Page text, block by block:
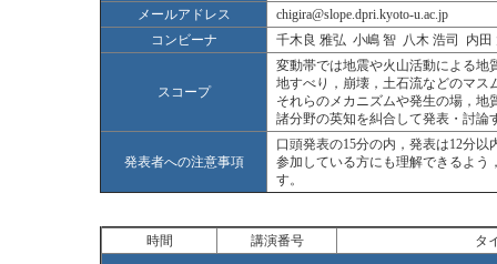
メールアドレス
chigira@slope.dpri.kyoto-u.ac.jp
コンビーナ
千木良 雅弘 小嶋 智 八木 浩司 内田
スコープ
変動帯では地震や火山活動による地
地すべり，崩壊，土石流などのマス
それらのメカニズムや発生の場，
諸分野の英知を糾合して発表・討論
発表者への注意事項
口頭発表の15分の内，発表は12分
参加している方にも理解できるよう
す。
時間 講演番号 タ